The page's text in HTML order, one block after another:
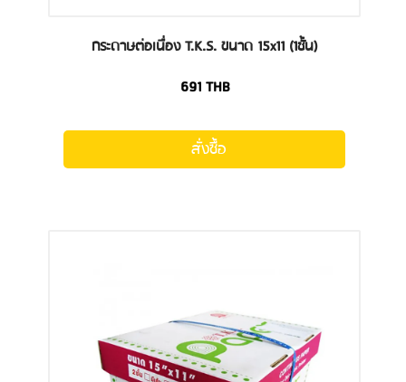
กระดาษต่อเนื่อง T.K.S. ขนาด 15x11 (1ชั้น)
691 THB
สั่งซื้อ